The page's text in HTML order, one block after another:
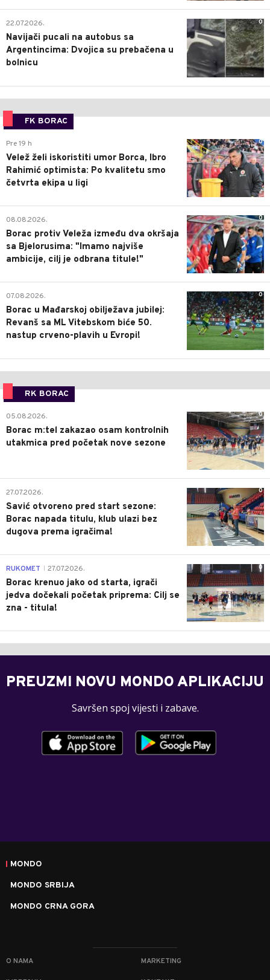
0
22.07.2026.
Navijači pucali na autobus sa
Argentincima: Dvojica su prebačena u
bolnicu
FK BORAC
0
Pre 19 h
Velež želi iskoristiti umor Borca, Ibro
Rahimić optimista: Po kvalitetu smo
četvrta ekipa u ligi
0
08.08.2026.
Borac protiv Veleža između dva okršaja
sa Bjelorusima: "Imamo najviše
ambicije, cilj je odbrana titule!"
0
07.08.2026.
Borac u Mađarskoj obilježava jubilej:
Revanš sa ML Vitebskom biće 50.
nastup crveno-plavih u Evropi!
RK BORAC
0
05.08.2026.
Borac m:tel zakazao osam kontrolnih
utakmica pred početak nove sezone
0
27.07.2026.
Savić otvoreno pred start sezone:
Borac napada titulu, klub ulazi bez
dugova prema igračima!
0
RUKOMET 27.07.2026.
Borac krenuo jako od starta, igrači
jedva dočekali početak priprema: Cilj se
zna - titula!
PREUZMI NOVU MONDO APLIKACIJU
Savršen spoj vijesti i zabave.
MONDO
MONDO SRBIJA
MONDO CRNA GORA
O NAMA MARKETING